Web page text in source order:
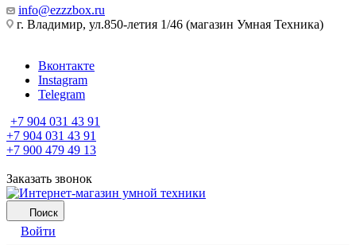
info@ezzzbox.ru
г. Владимир, ул.850-летия 1/46 (магазин Умная Техника)
Вконтакте
Instagram
Telegram
+7 904 031 43 91
+7 904 031 43 91
+7 900 479 49 13
Заказать звонок
Поиск
Войти